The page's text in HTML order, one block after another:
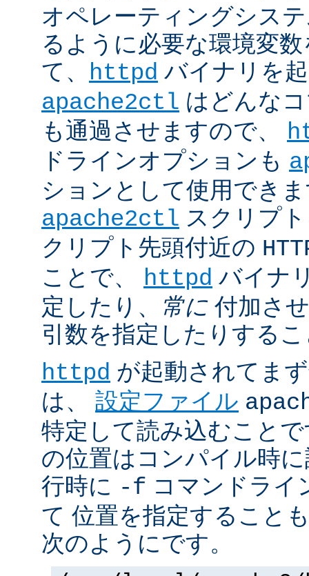
オペレーティングシス
るように必要な環境変
て、 httpd バイナリを
apache2ctl はどんな
も通過させますので、
ドラインオプションも
ションとして使用でき
apache2ctl スクリプ
クリプト先頭付近の
ことで、 httpd バイナ
定したり、
常に 付加さ
引数を指定したりする
httpd が起動されてま
は、 設定ファイル
特定して読み込むこと
の位置はコンパイル時
行時に -f コマンドライ
て 位置を指定すること
次のようにです。